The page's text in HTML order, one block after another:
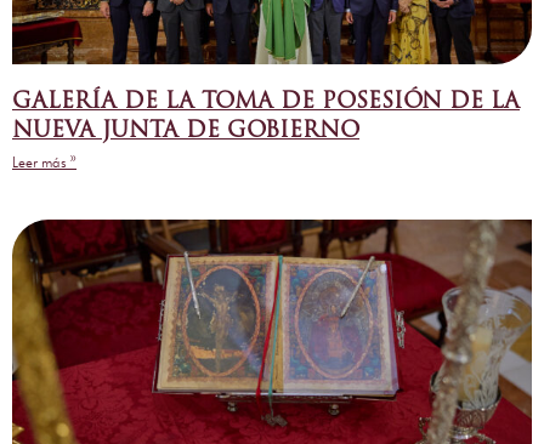
GALERÍA DE LA TOMA DE POSESIÓN DE LA
NUEVA JUNTA DE GOBIERNO
Leer más »